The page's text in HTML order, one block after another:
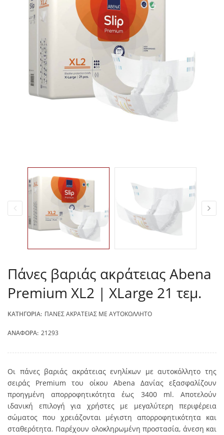
Πάνες βαριάς ακράτειας Abena
Premium ΧL2 | XLarge 21 τεμ.
ΚΑΤΗΓΟΡΊΑ: ΠΆΝΕΣ ΑΚΡΆΤΕΙΑΣ ΜΕ ΑΥΤΟΚΌΛΛΗΤΟ
ΑΝΑΦΟΡΆ: 21293
Οι πάνες βαριάς ακράτειας ενηλίκων με αυτοκόλλητο της
σειράς Premium του οίκου Abena Δανίας εξασφαλίζουν
προηγμένη απορροφητικότητα έως 3400 ml. Αποτελούν
ιδανική επιλογή για χρήστες με μεγαλύτερη περιφέρεια
σώματος που χρειάζονται μέγιστη απορροφητικότητα και
σταθερότητα. Παρέχουν ολοκληρωμένη προστασία, άνεση και